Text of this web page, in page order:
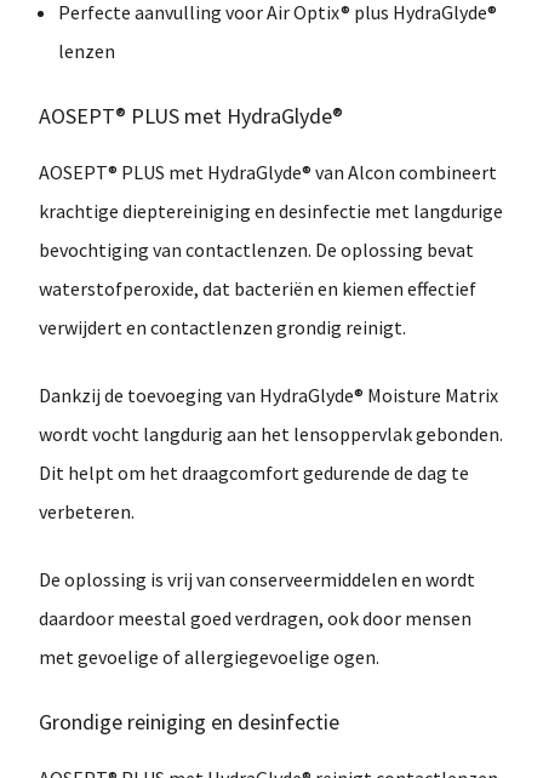
Perfecte aanvulling voor Air Optix® plus HydraGlyde®
lenzen
AOSEPT® PLUS met HydraGlyde®
AOSEPT® PLUS met HydraGlyde® van Alcon combineert
krachtige dieptereiniging en desinfectie met langdurige
bevochtiging van contactlenzen. De oplossing bevat
waterstofperoxide, dat bacteriën en kiemen effectief
verwijdert en contactlenzen grondig reinigt.
Dankzij de toevoeging van HydraGlyde® Moisture Matrix
wordt vocht langdurig aan het lensoppervlak gebonden.
Dit helpt om hetdraagcomfort gedurende de dag te
verbeteren.
De oplossing is vrij van conserveermiddelen en wordt
daardoor meestal goed verdragen, ook door mensen
metgevoelige of allergiegevoelige ogen.
Grondige reiniging en desinfectie